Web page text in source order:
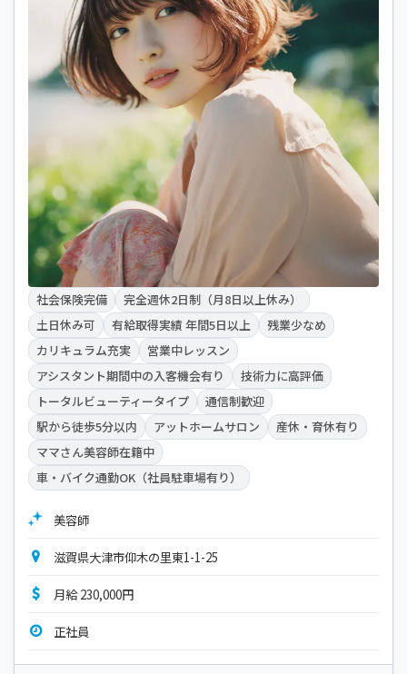
社会保険完備
完全週休2日制（月8日以上休み）
土日休み可
有給取得実績 年間5日以上
残業少なめ
カリキュラム充実
営業中レッスン
アシスタント期間中の入客機会有り
技術力に高評価
トータルビューティータイプ
通信制歓迎
駅から徒歩5分以内
アットホームサロン
産休・育休有り
ママさん美容師在籍中
車・バイク通勤OK（社員駐車場有り）
美容師
滋賀県大津市仰木の里東1-1-25
月給 230,000円
正社員